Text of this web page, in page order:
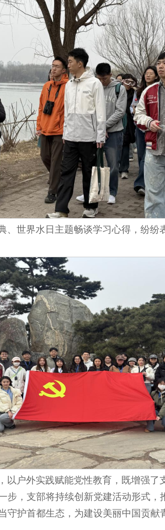
世界水日主题畅谈学习心得，纷纷
以户外实践赋能党性教育，既增强了
步，支部将持续创新党建活动形式
护首都生态，为建设美丽中国贡献